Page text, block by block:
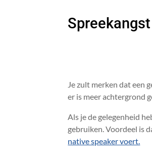
Je zult merken dat een
er is meer achtergrond
Als je de gelegenheid
gebruiken. Voordeel is
native speaker voert.